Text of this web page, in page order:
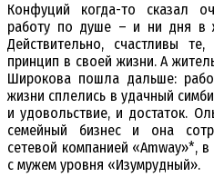
Конфуций когда-то сказал
работу по душе – и ни дня в
Действительно, счастливы
принцип в своей жизни. А
Широкова пошла дальше:
жизни сплелись в удачный
и удовольствие, и достаток.
семейный бизнес и она
сетевой компанией «Amway»*,
с мужем уровня «Изумрудный».